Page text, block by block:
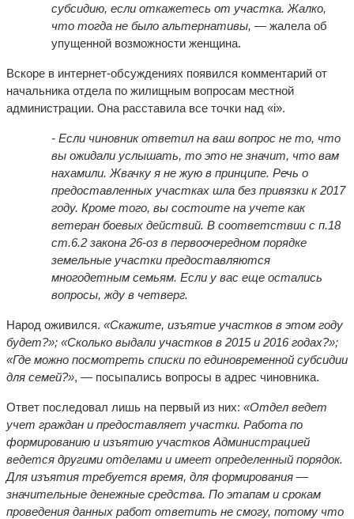
субсидию, если откажетесь от участка. Жалко,
что тогда не было альтернативы, — жалела об
упущенной возможности женщина.
Вскоре в интернет-обсуждениях появился комментарий от
начальника отдела по жилищным вопросам местной
администрации. Она расставила все точки над «i».
- Если чиновник ответил на ваш вопрос не то, что
вы ожидали услышать, то это не значит, что вам
нахамили. Жвачку я не жую в принципе. Речь о
предоставленных участках шла без привязки к 2017
году. Кроме того, вы состоите на учете как
ветеран боевых действий. В соответствии с п.18
ст.6.2 закона 26-оз в первоочередном порядке
земельные участки предоставляются
многодетным семьям. Если у вас еще остались
вопросы, жду в четверг.
Народ оживился. «Скажите, изъятие участков в этом году
будет?»; «Сколько выдали участков в 2015 и 2016 годах?»;
«Где можно посмотреть списки по единовременной субсидии
для семей?», — посыпались вопросы в адрес чиновника.
Ответ последовал лишь на первый из них: «Отдел ведет
учет граждан и предоставляет участки. Работа по
формированию и изъятию участков Администрацией
ведется другими отделами и имеет определенный порядок.
Для изъятия требуется время, для формирования —
значительные денежные средства. По этапам и срокам
проведения данных работ ответить не смогу, потому что